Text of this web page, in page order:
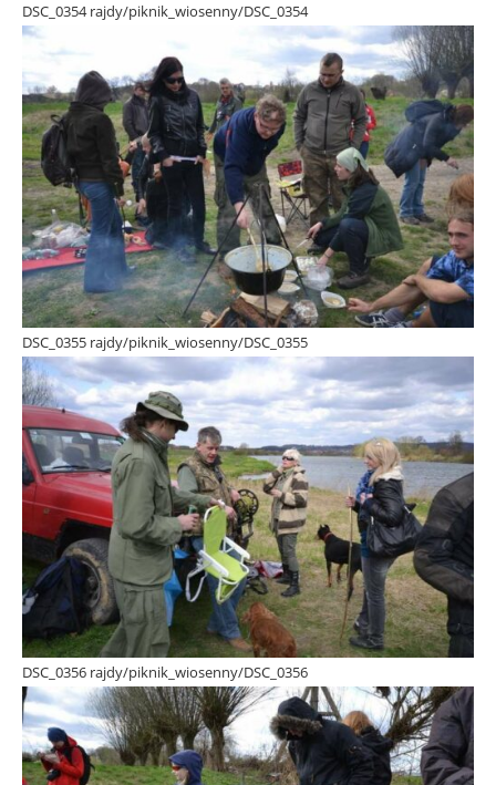
DSC_0354 rajdy/piknik_wiosenny/DSC_0354
DSC_0355 rajdy/piknik_wiosenny/DSC_0355
DSC_0356 rajdy/piknik_wiosenny/DSC_0356